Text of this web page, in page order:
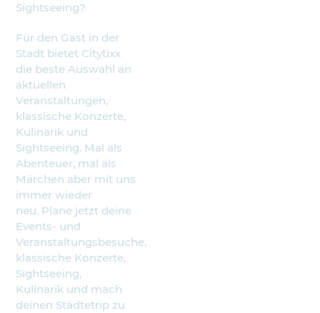
Sightseeing?
Für den Gast in der
Stadt bietet Citytixx
die beste Auswahl an
aktuellen
Veranstaltungen,
klassische Konzerte,
Kulinarik und
Sightseeing. Mal als
Abenteuer, mal als
Märchen aber mit uns
immer wieder
neu. Plane jetzt deine
Events- und
Veranstaltungsbesuche,
klassische Konzerte,
Sightseeing,
Kulinarik und mach
deinen Städtetrip zu